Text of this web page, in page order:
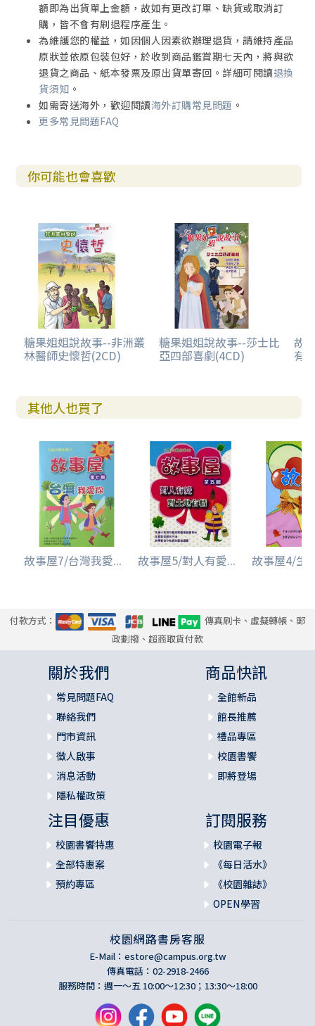
額即為出貨單上金額，故如有更改訂單、缺貨或取消訂
購，皆不會有刷退程序產生。
為維護您的權益，如因個人因素欲辦理退貨，請維持產品
原狀並依原包裝包好，於收到商品鑑賞期七天內，將與欲
退貨之商品、紙本發票及原出貨單寄回。詳細可閱讀退換
貨須知 。
如需寄送海外，歡迎閱讀海外訂購常見問題 。
更多常見問題FAQ
你可能也會喜歡
糖果姐姐說故事--非洲叢
林醫師史懷哲(2CD)
糖果姐姐說故事--莎士比
亞四部喜劇(4CD)
故
有
其他人也買了
故事屋7/台灣我愛... 故事屋5/對人有愛... 故事屋4/生
付款方式：
傳真刷卡、虛擬轉帳、郵
政劃撥、超商取貨付款
關於我們
常見問題FAQ
聯絡我們
門市資訊
徵人啟事
消息活動
隱私權政策
商品快訊
全館新品
館長推薦
禮品專區
校園書饗
即將登場
注目優惠
校園書饗特惠
全部特惠案
預約專區
訂閱服務
校園電子報
《每日活水》
《校園雜誌》
OPEN學習
校園網路書房客服
E-Mail： estore@campus.org.tw
傳真電話：02-2918-2466
服務時間：週一～五 10:00～12:30；13:30～18:00